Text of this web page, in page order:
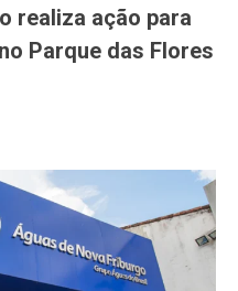
realiza ação para
Parque das Flores